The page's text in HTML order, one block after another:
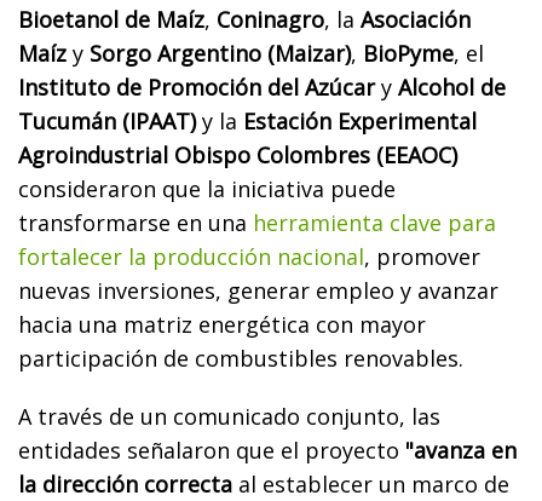
Bioetanol de Maíz, Coninagro, la Asociación
Maíz y Sorgo Argentino (Maizar), BioPyme, el
Instituto de Promoción del Azúcary Alcohol de
Tucumán (IPAAT)y la Estación Experimental
Agroindustrial Obispo Colombres (EEAOC)
consideraron que la iniciativa puede
transformarse en una herramienta clave para
fortalecer la producción nacional, promover
nuevas inversiones, generar empleo y avanzar
hacia una matriz energética con mayor
participación de combustibles renovables.
A través de un comunicado conjunto, las
entidades señalaron que el proyecto "avanza en
la dirección correcta al establecer un marco de